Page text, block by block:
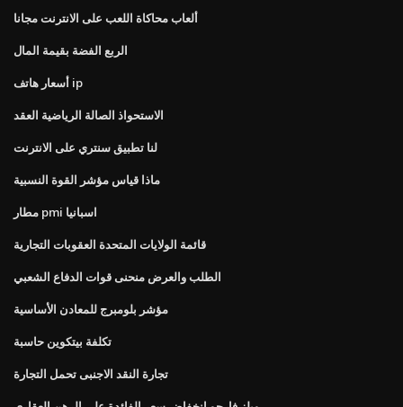
ألعاب محاكاة اللعب على الانترنت مجانا
الربع الفضة بقيمة المال
أسعار هاتف ip
الاستحواذ الصالة الرياضية العقد
لنا تطبيق سنتري على الانترنت
ماذا قياس مؤشر القوة النسبية
مطار pmi اسبانيا
قائمة الولايات المتحدة العقوبات التجارية
الطلب والعرض منحنى قوات الدفاع الشعبي
مؤشر بلومبرج للمعادن الأساسية
تكلفة بيتكوين حاسبة
تجارة النقد الاجنبى تحمل التجارة